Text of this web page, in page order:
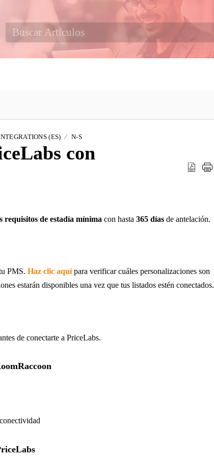
(ES) N-S
con
requisitos de estadía mínima con hasta365 días de antelación.
PMS.Haz clic aquí para verificar cuáles personalizaciones son
estarán disponibles una vez que tus listados estén conectados.
de conectarte a PriceLabs.